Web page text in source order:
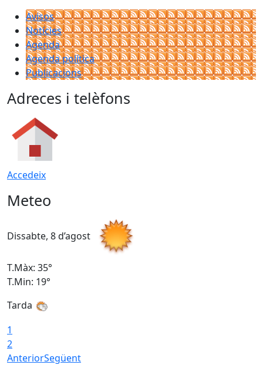
Avisos
Notícies
Agenda
Agenda política
Publicacions
Adreces i telèfons
Accedeix
Meteo
Dissabte, 8 d’agost
T.Màx: 35°
T.Min: 19°
Tarda
1
2
AnteriorSegüent